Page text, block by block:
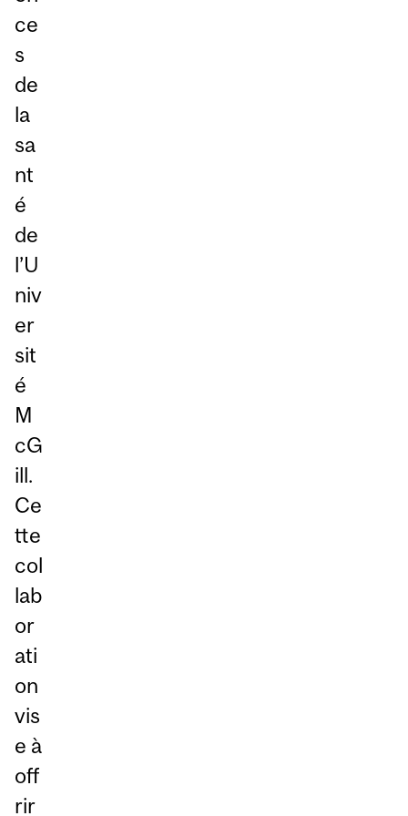
ce
s
de
la
sa
nt
é
de
l’U
niv
er
sit
é
M
cG
ill.
Ce
tte
col
lab
or
ati
on
vis
e à
off
rir